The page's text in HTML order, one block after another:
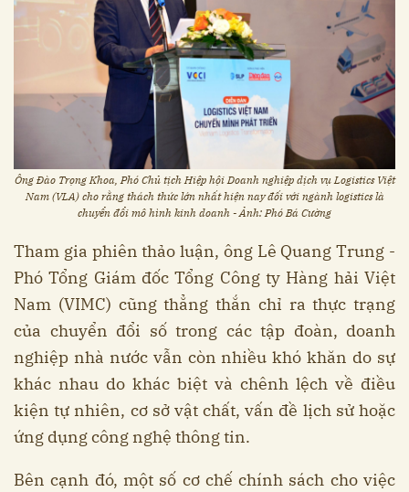
Ông Đào Trọng Khoa, Phó Chủ tịch Hiệp hội Doanh nghiệp dịch vụ Logistics Việt
Nam (VLA) cho rằng thách thức lớn nhất hiện nay đối với ngành logistics là
chuyển đổi mô hình kinh doanh - Ảnh: Phó Bá Cường
Tham gia phiên thảo luận, ông Lê Quang Trung -
Phó Tổng Giám đốc Tổng Công ty Hàng hải Việt
Nam (VIMC) cũng thẳng thắn chỉ ra thực trạng
của chuyển đổi số trong các tập đoàn, doanh
nghiệp nhà nước vẫn còn nhiều khó khăn do sự
khác nhau do khác biệt và chênh lệch về điều
kiện tự nhiên, cơ sở vật chất, vấn đề lịch sử hoặc
ứng dụng công nghệ thông tin.
Bên cạnh đó, một số cơ chế chính sách cho việc